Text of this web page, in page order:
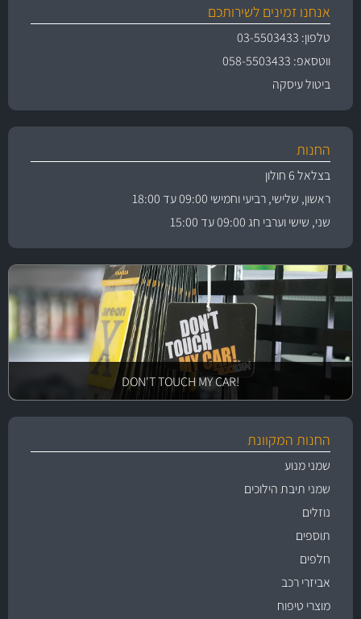
אנחנו זמינים לשירותכם
טלפון: 03-5503433
ווטסאפ: 058-5503433
ביטול עיסקה
החנות
בצלאל 6 חולון
ראשון, שלישי, רביעי וחמישי 09:00 עד 18:00
שני, שישי וערבי חג 09:00 עד 15:00
!DON'T TOUCH MY CAR
החנות המקוונת
שמני מנוע
שמני תיבת הילוכים
נוזלים
תוספים
חלפים
אביזרי רכב
מוצרי טיפוח